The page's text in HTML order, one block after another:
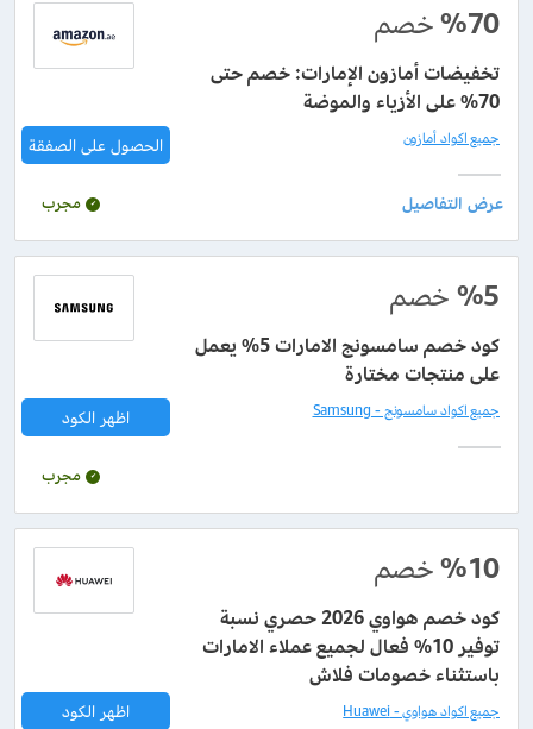
%70خصم
تخفيضات أمازون الإمارات: خصم حتى
70% على الأزياء والموضة
الحصول على الصفقة جميع اكواد أمازون
مجرب
%5خصم
كود خصم سامسونج الامارات 5% يعمل
على منتجات مختارة
اظهر الكود جميع اكواد سامسونج - Samsung
مجرب
%10خصم
كود خصم هواوي 2026 حصري نسبة
توفير 10% فعال لجميع عملاء الامارات
باستثناء خصومات فلاش
اظهر الكود جميع اكواد هواوي - Huawei